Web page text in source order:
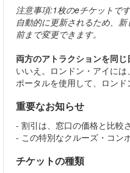
注意事項:1枚のeチケットで
自動的に更新されるため、
前まで変更できます。
両方のアトラクションを同
いいえ。ロンドン・アイに
ポータルを使用して、ロン
重要なお知らせ
- 割引は、窓口の価格と比較
- この特別なクルーズ・コ
チケットの種類